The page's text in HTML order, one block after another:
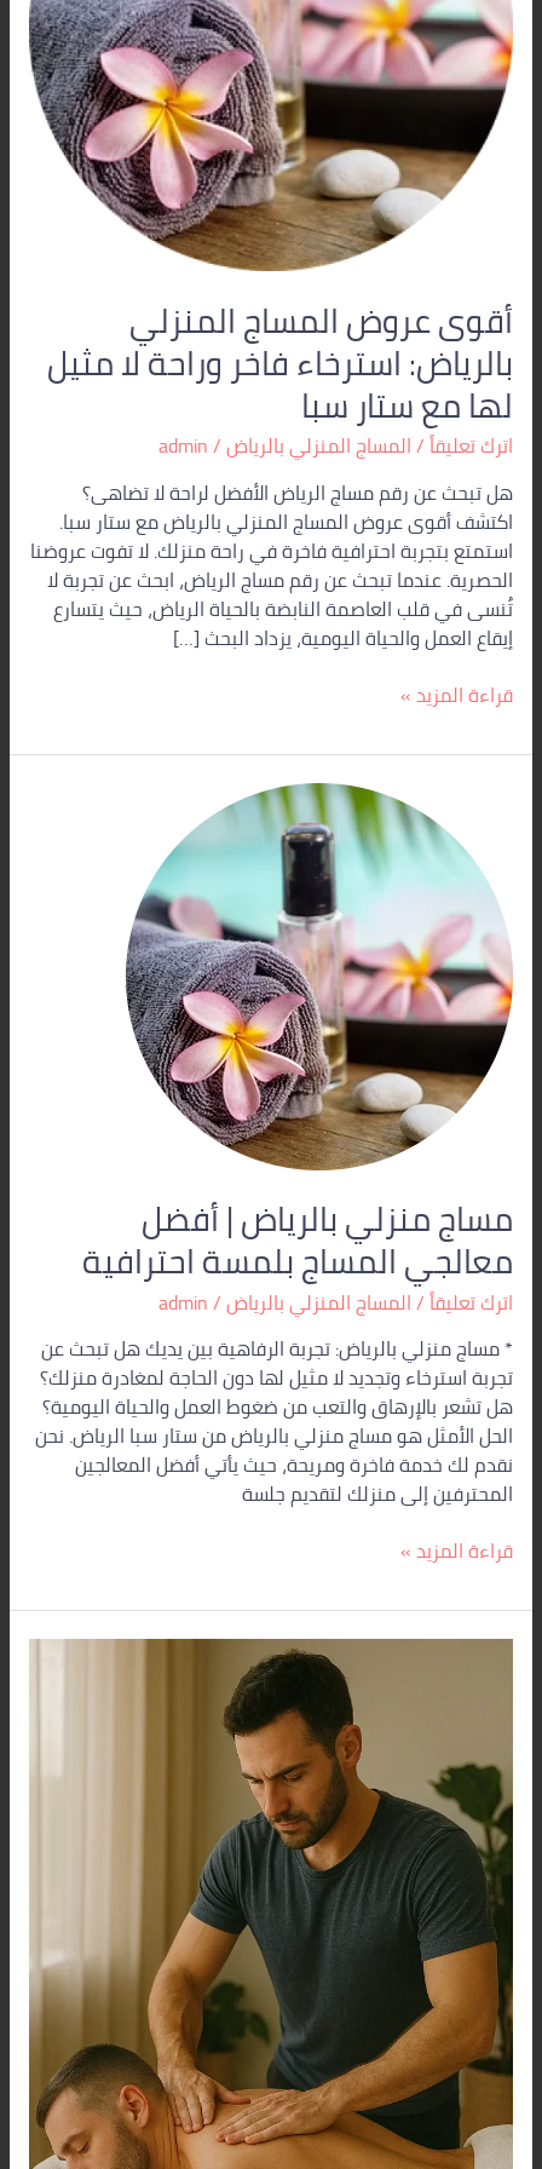
أقوى عروض المساج المنزلي
بالرياض: استرخاء فاخر وراحة لا مثيل
لها مع ستار سبا
اترك تعليقاً/المساج المنزلي بالرياض/
admin
هل تبحث عن رقم مساج الرياض الأفضل لراحة لا تضاهى؟
اكتشف أقوى عروض المساج المنزلي بالرياض مع ستار سبا.
استمتع بتجربة احترافية فاخرة في راحة منزلك. لا تفوت عروضنا
الحصرية. عندما تبحث عن رقم مساج الرياض، ابحث عن تجربة لا
تُنسى في قلب العاصمة النابضة بالحياة الرياض، حيث يتسارع
إيقاع العمل والحياة اليومية، يزداد البحث […]
لا
مثيل
لها
مع
ستار
قراءة المزيد »
مساج منزلي بالرياض | أفضل
معالجي المساج بلمسة احترافية
اترك تعليقاً/المساج المنزلي بالرياض/
admin
* مساج منزلي بالرياض: تجربة الرفاهية بين يديك هل تبحث عن
تجربة استرخاء وتجديد لا مثيل لها دون الحاجة لمغادرة منزلك؟
هل تشعر بالإرهاق والتعب من ضغوط العمل والحياة اليومية؟
الحل الأمثل هو مساج منزلي بالرياض من ستار سبا الرياض. نحن
نقدم لك خدمة فاخرة ومريحة، حيث يأتي أفضل المعالجين
المحترفين إلى منزلك لتقديم جلسة
بالرياض
أفضل
معالجي
المساج
بلمسة
احترافية
قراءة المزيد »
مساج
علاجي
في
المنزل
بالرياض
لتجربة
استرخاء
لا
مثيل
لها
0560283267